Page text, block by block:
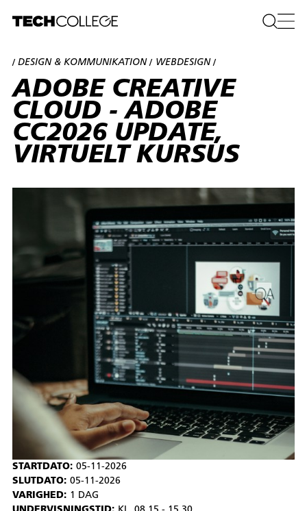
STARTDATO: 05-11-2026
SLUTDATO: 05-11-2026
VARIGHED: 1 DAG
/DESIGN & KOMMUNIKATION / WEBDESIGN /
ADOBE CREATIVE
CLOUD - ADOBE
CC2026 UPDATE,
VIRTUELT KURSUS